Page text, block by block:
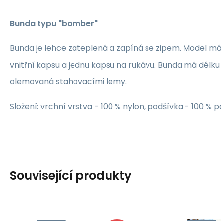
Bunda typu "bomber"
Bunda je lehce zateplená a zapíná se zipem. Model
vnitřní kapsu a jednu kapsu na rukávu. Bunda má
olemovaná stahovacími lemy.
Složení: vrchní vrstva - 100 % nylon, podšívka - 100 %
Související produkty